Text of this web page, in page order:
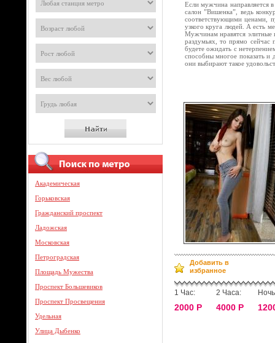
Академическая
Горьковская
Гражданский проспект
Ладожская
Московская
Петроградская
Площадь Мужества
Проспект Большевиков
Проспект Просвещения
Удельная
Улица Дыбенко
Если мужчина направляется
салон ”Вишенка”, ведь
соответствующими ценами,
узкого круга людей. А есть
Мужчинам нравятся элитные
раздумьях, то прямо сейчас
будете ожидать с
способны многое показать и
они выбирают такое
Добавить в
избранное
1 Час:
2000 Р
2 Часа:
4000 Р